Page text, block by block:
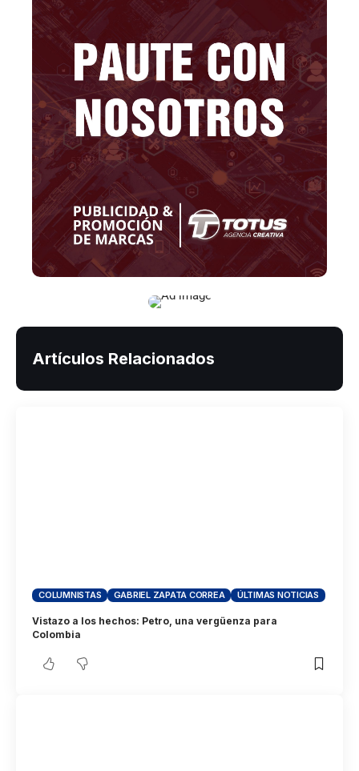
Artículos Relacionados
COLUMNISTAS GABRIEL ZAPATA CORREA ÚLTIMAS NOTICIAS
Vistazo a los hechos: Petro, una vergüenza para
Colombia